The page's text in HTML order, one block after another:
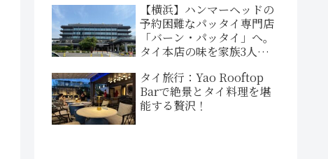
【横浜】ハンマーヘッドの
予約困難なパッタイ専門店
「バーン・パッタイ」へ。
タイ本店の味を家族3人で確
タイ旅行：Yao Rooftop
Barで絶景とタイ料理を堪
能する贅沢！